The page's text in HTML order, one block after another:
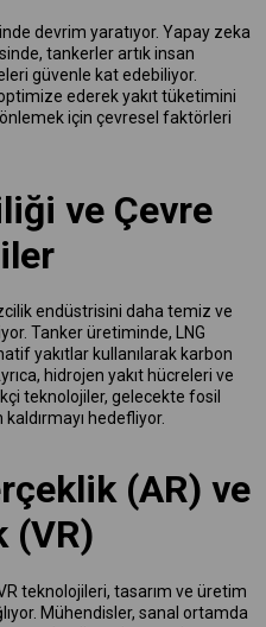
devrim yaratıyor. Yapay zeka
tankerler artık insan
güvenle kat edebiliyor.
ederek yakıt tüketimini
için çevresel faktörleri
ve Çevre
endüstrisini daha temiz ve
Tanker üretiminde, LNG
yakıtlar kullanılarak karbon
hidrojen yakıt hücreleri ve
teknolojiler, gelecekte fosil
hedefliyor.
(AR) ve
(VR)
teknolojileri, tasarım ve üretim
Mühendisler, sanal ortamda